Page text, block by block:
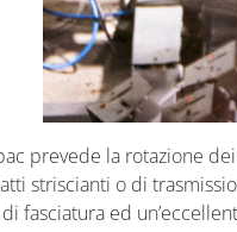
prevede la rotazione
striscianti o di
di fasciatura ed